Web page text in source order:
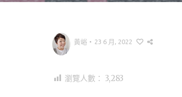
黃峪 • 23 6 月, 2022
瀏覽人數： 3,283